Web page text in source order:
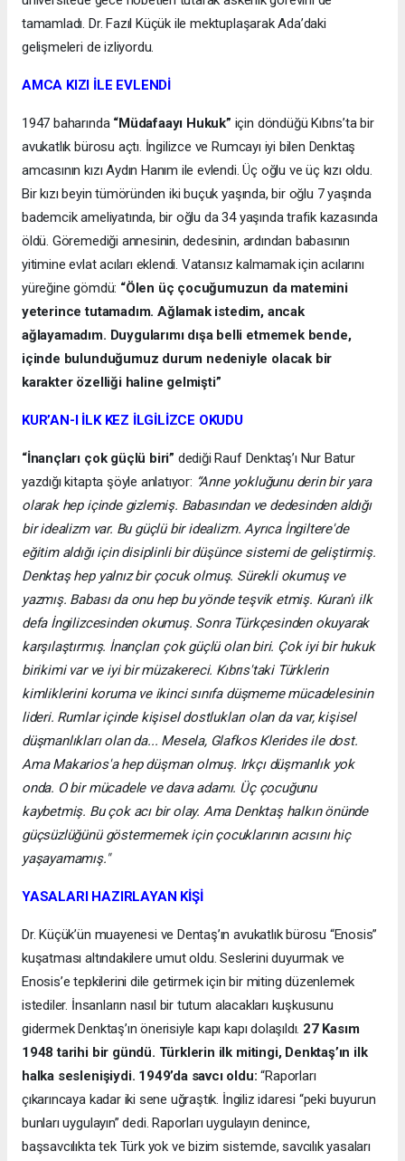
tamamladı. Dr. Fazıl Küçük ile mektuplaşarak Ada’daki
gelişmeleri de izliyordu.
AMCA KIZI İLE EVLENDİ
1947 baharında “Müdafaayı Hukuk” için döndüğü Kıbrıs’ta bir
avukatlık bürosu açtı. İngilizce ve Rumcayı iyi bilen Denktaş
amcasının kızı Aydın Hanım ile evlendi. Üç oğlu ve üç kızı oldu.
Bir kızı beyin tümöründen iki buçuk yaşında, bir oğlu 7 yaşında
bademcik ameliyatında, bir oğlu da 34 yaşında trafik kazasında
öldü. Göremediği annesinin, dedesinin, ardından babasının
yitimine evlat acıları eklendi. Vatansız kalmamak için acılarını
yüreğine gömdü: “Ölen üç çocuğumuzun da matemini
yeterince tutamadım. Ağlamak istedim, ancak
ağlayamadım. Duygularımı dışa belli etmemek bende,
içinde bulunduğumuz durum nedeniyle olacak bir
karakter özelliği haline gelmişti”
KUR’AN-I İLK KEZ İLGİLİZCE OKUDU
“İnançları çok güçlü biri” dediği Rauf Denktaş’ı Nur Batur
yazdığı kitapta şöyle anlatıyor: “Anne yokluğunu derin bir yara
olarak hep içinde gizlemiş. Babasından ve dedesinden aldığı
bir idealizm var. Bu güçlü bir idealizm. Ayrıca İngiltere'de
eğitim aldığı için disiplinli bir düşünce sistemi de geliştirmiş.
Denktaş hep yalnız bir çocuk olmuş. Sürekli okumuş ve
yazmış. Babası da onu hep bu yönde teşvik etmiş. Kuran'ı ilk
defa İngilizcesinden okumuş. Sonra Türkçesinden okuyarak
karşılaştırmış. İnançları çok güçlü olan biri. Çok iyi bir hukuk
birikimi var ve iyi bir müzakereci. Kıbrıs'taki Türklerin
kimliklerini koruma ve ikinci sınıfa düşmeme mücadelesinin
lideri. Rumlar içinde kişisel dostlukları olan da var, kişisel
düşmanlıkları olan da... Mesela, Glafkos Klerides ile dost.
Ama Makarios'a hep düşman olmuş. Irkçı düşmanlık yok
onda. O bir mücadele ve dava adamı. Üç çocuğunu
kaybetmiş. Bu çok acı bir olay. Ama Denktaş halkın önünde
güçsüzlüğünü göstermemek için çocuklarının acısını hiç
yaşayamamış."
YASALARI HAZIRLAYAN KİŞİ
Dr. Küçük’ün muayenesi ve Dentaş’ın avukatlık bürosu “Enosis”
kuşatması altındakilere umut oldu. Seslerini duyurmak ve
Enosis’e tepkilerini dile getirmek için bir miting düzenlemek
istediler. İnsanların nasıl bir tutum alacakları kuşkusunu
gidermek Denktaş’ın önerisiyle kapı kapı dolaşıldı. 27 Kasım
1948 tarihi bir gündü. Türklerin ilk mitingi, Denktaş’ın ilk
halka seslenişiydi. 1949’da savcı oldu:“Raporları
çıkarıncaya kadar iki sene uğraştık. İngiliz idaresi “peki buyurun
bunları uygulayın” dedi. Raporları uygulayın denince,
başsavcılıkta tek Türk yok ve bizim sistemde, savcılık yasaları